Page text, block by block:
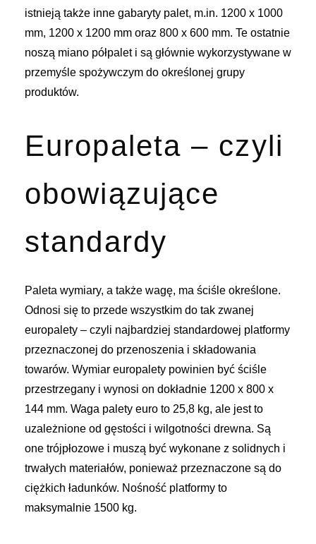
istnieją także inne gabaryty palet, m.in. 1200 x 1000
mm, 1200 x 1200 mm oraz 800 x 600 mm. Te ostatnie
noszą miano półpalet i są głównie wykorzystywane w
przemyśle spożywczym do określonej grupy
produktów.
Europaleta – czyli
obowiązujące
standardy
Paleta wymiary, a także wagę, ma ściśle określone.
Odnosi się to przede wszystkim do tak zwanej
europalety – czyli najbardziej standardowej platformy
przeznaczonej do przenoszenia i składowania
towarów. Wymiar europalety powinien być ściśle
przestrzegany i wynosi on dokładnie 1200 x 800 x
144 mm. Waga palety euro to 25,8 kg, ale jest to
uzależnione od gęstości i wilgotności drewna. Są
one trójpłozowe i muszą być wykonane z solidnych i
trwałych materiałów, ponieważ przeznaczone są do
ciężkich ładunków. Nośność platformy to
maksymalnie 1500 kg.